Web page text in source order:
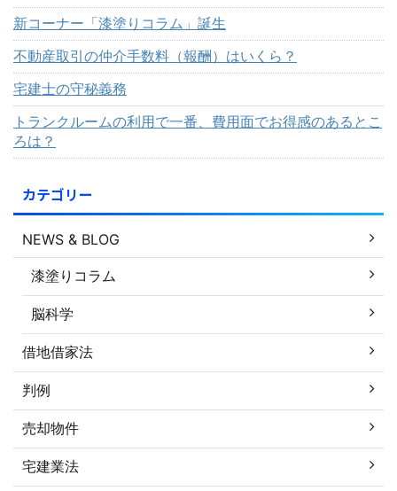
新コーナー「漆塗りコラム」誕生
不動産取引の仲介手数料（報酬）はいくら？
宅建士の守秘義務
トランクルームの利用で一番、費用面でお得感のあるとこ
ろは？
カテゴリー
NEWS & BLOG
漆塗りコラム
脳科学
借地借家法
判例
売却物件
宅建業法